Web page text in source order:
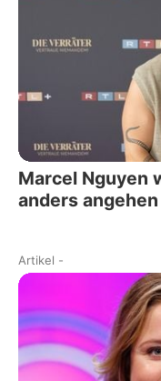
Marcel Nguyen
anders angehen
Artikel -